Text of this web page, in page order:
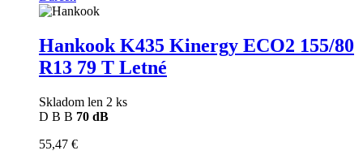
Hankook K435 Kinergy ECO2 155/80
R13 79 T Letné
Skladom len 2 ks
D B B 70 dB
55,47 €